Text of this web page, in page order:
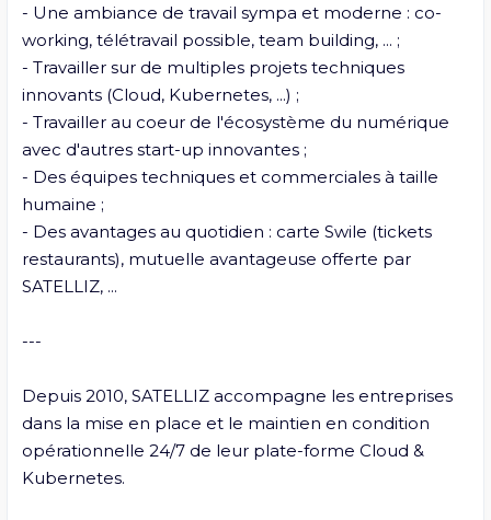
- Une ambiance de travail sympa et moderne : co-
working, télétravail possible, team building, ... ;
- Travailler sur de multiples projets techniques
innovants (Cloud, Kubernetes, ...) ;
- Travailler au coeur de l'écosystème du numérique
avec d'autres start-up innovantes ;
- Des équipes techniques et commerciales à taille
humaine ;
- Des avantages au quotidien : carte Swile (tickets
restaurants), mutuelle avantageuse offerte par
SATELLIZ, ...
---
Depuis 2010, SATELLIZ accompagne les entreprises
dans la mise en place et le maintien en condition
opérationnelle 24/7 de leur plate-forme Cloud &
Kubernetes.